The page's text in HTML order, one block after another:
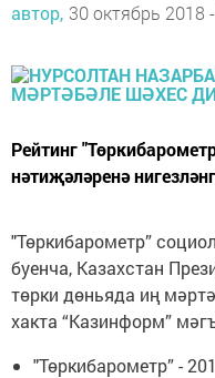
автор, 30 октябрь 2018
Рейтинг
нәтиҗәләренә
"Төркибарометр”
буенча, Казахстан
төрки дөньяда иң
хакта “Казинформ”
"Төркибарометр” -